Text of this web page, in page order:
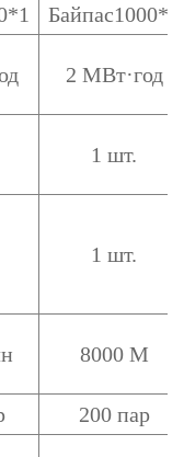
Байпас1000*1
2 МВт·год
1 шт.
1 шт.
8000 М
200 пар